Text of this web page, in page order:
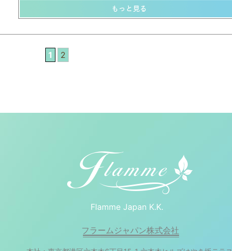
1 2
Flamme Japan K.K.
フラームジャパン株式会社